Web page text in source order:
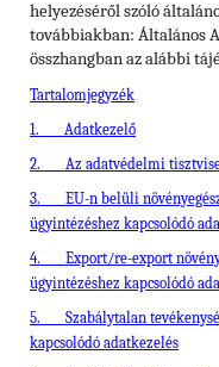
helyezéséről szóló
továbbiakban: Általános
összhangban az alábbi
Tartalomjegyzék
1.
Adatkezelő
2.
Az adatvédelmi
3.
EU-n belüli
ügyintézéshez kapcsolódó
4.
Export/re-export
ügyintézéshez kapcsolódó
5.
Szabálytalan
kapcsolódó adatkezelés